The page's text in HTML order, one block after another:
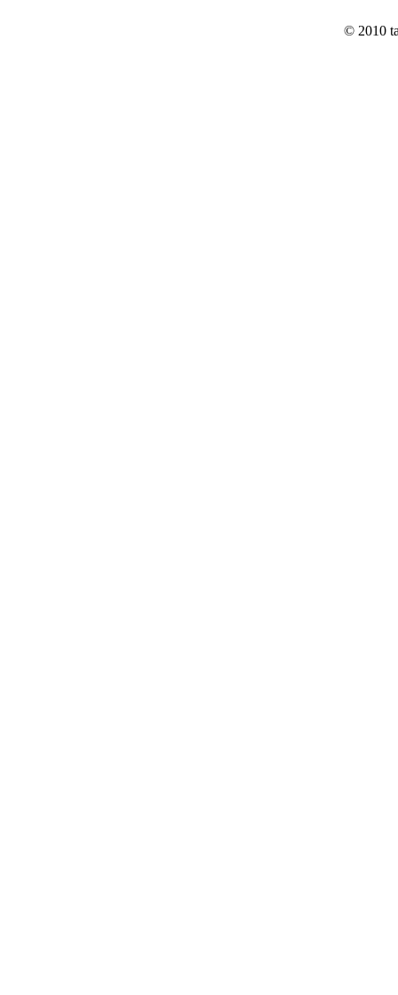
© 2010